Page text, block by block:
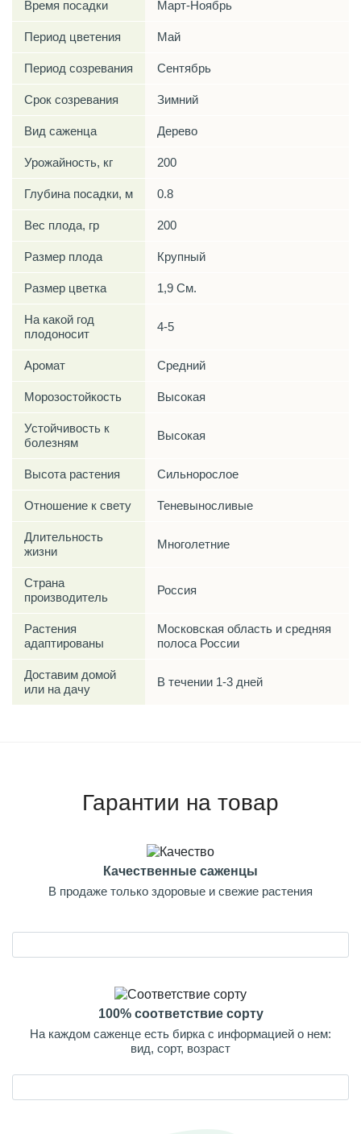
Время посадки Март-Ноябрь
Период цветения Май
Период созревания Сентябрь
Срок созревания Зимний
Вид саженца Дерево
Урожайность, кг 200
Глубина посадки, м 0.8
Вес плода, гр 200
Размер плода Крупный
Размер цветка 1,9 См.
На какой год
плодоносит
4-5
Аромат Средний
Морозостойкость Высокая
Устойчивость к
болезням
Высокая
Высота растения Сильнорослое
Отношение к свету Теневыносливые
Длительность
жизни
Многолетние
Страна
производитель
Россия
Растения
адаптированы
Московская область и средняя
полоса России
Доставим домой
или на дачу
В течении 1-3 дней
Гарантии на товар
Качественные саженцы
В продаже только здоровые и свежие растения
100% соответствие сорту
На каждом саженце есть бирка с информацией о нем:
вид, сорт, возраст